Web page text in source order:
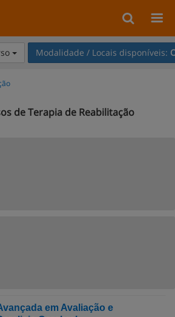
Modalidade / Locais disponíveis:
de Terapia de Reabilitação
em Avaliação e